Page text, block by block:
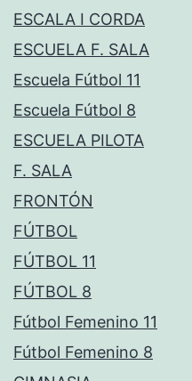
ESCALA I CORDA
ESCUELA F. SALA
Escuela Fútbol 11
Escuela Fútbol 8
ESCUELA PILOTA
F. SALA
FRONTÓN
FÚTBOL
FÚTBOL 11
FÚTBOL 8
Fútbol Femenino 11
Fútbol Femenino 8